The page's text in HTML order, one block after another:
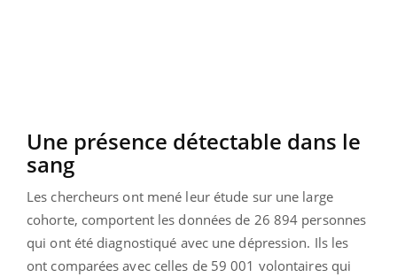
Une présence détectable dans le
sang
Les chercheurs ont mené leur étude sur une large
cohorte, comportent les données de 26 894 personnes
qui ont été diagnostiqué avec une dépression. Ils les
ont comparées avec celles de 59 001 volontaires qui